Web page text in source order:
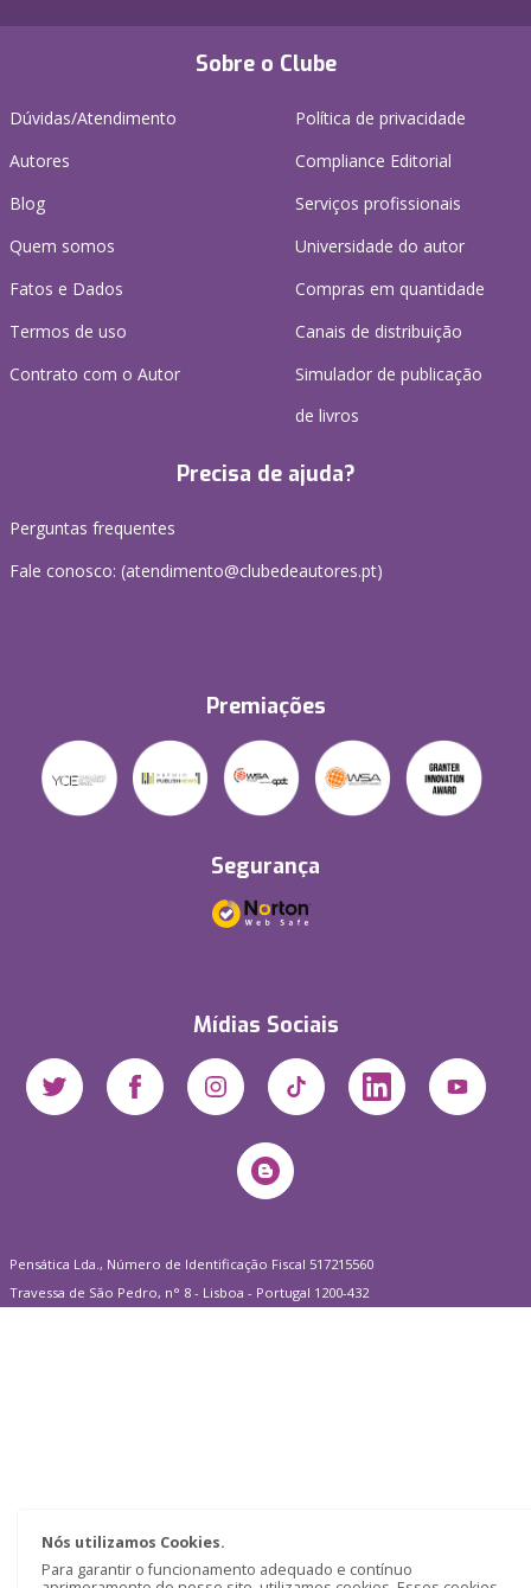
Nós utilizamos Cookies.
Para garantir o funcionamento adequado e contínuo
Sobre o Clube
Dúvidas/Atendimento
Autores
Blog
Quem somos
Fatos e Dados
Termos de uso
Contrato com o Autor
Política de privacidade
Compliance Editorial
Serviços profissionais
Universidade do autor
Compras em quantidade
Canais de distribuição
Simulador de publicação
de livros
Precisa de ajuda?
Perguntas frequentes
Fale conosco: (atendimento@clubedeautores.pt)
Premiações
Segurança
Mídias Sociais
Pensática Lda., Número de Identificação Fiscal 517215560
Travessa de São Pedro, n° 8 - Lisboa - Portugal 1200-432